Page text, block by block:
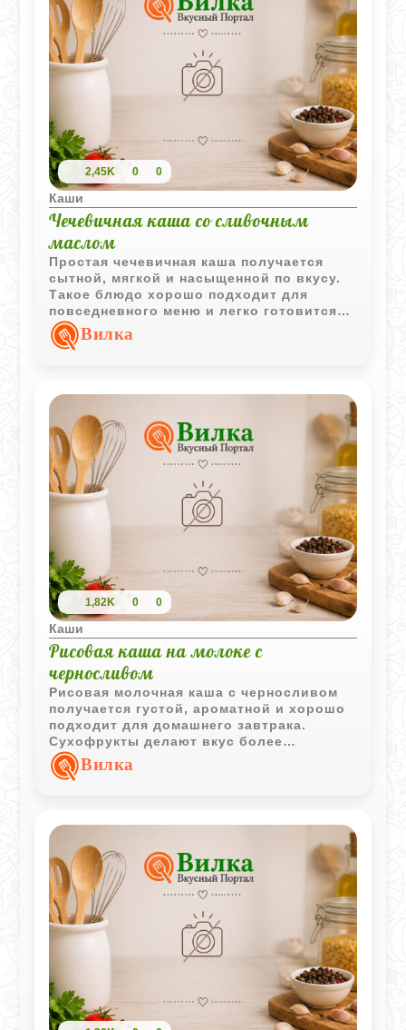
2,45K 0 0
Каши
Чечевичная каша со сливочным
маслом
Простая чечевичная каша получается
сытной, мягкой и насыщенной по вкусу.
Такое блюдо хорошо подходит для
повседневного меню и легко готовится
из минимального набора продуктов.
Вилка
1,82K 0 0
Каши
Рисовая каша на молоке с
черносливом
Рисовая молочная каша с черносливом
получается густой, ароматной и хорошо
подходит для домашнего завтрака.
Сухофрукты делают вкус более
насыщенным, а упревание в духовке
придаёт каше особенно приятную
Вилка